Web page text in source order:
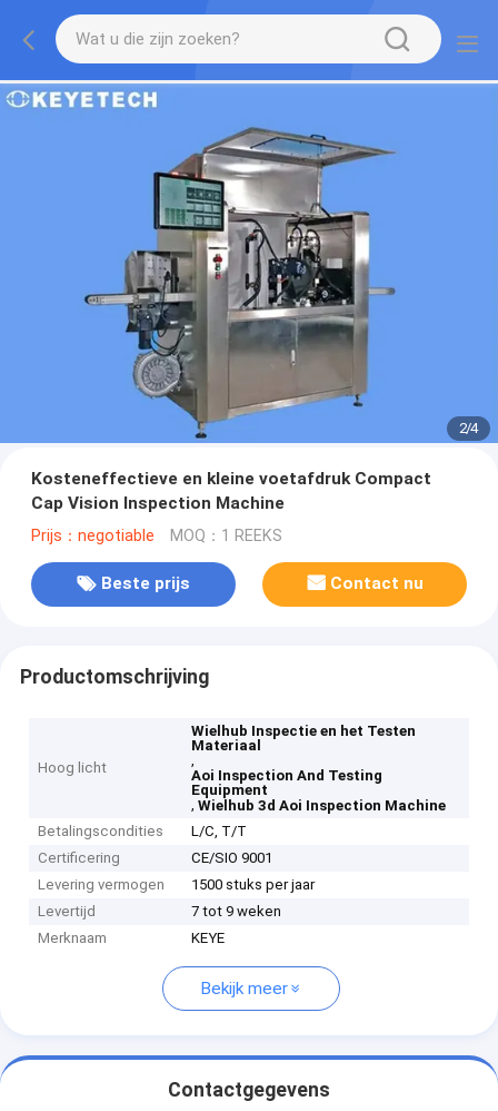
2/4
Kosteneffectieve en kleine voetafdruk Compact
Cap Vision Inspection Machine
Prijs：negotiable MOQ：1 REEKS
Beste prijs Contact nu
Productomschrijving
Hoog licht
Wielhub Inspectie en het Testen
Materiaal
,
Aoi Inspection And Testing
Equipment
,Wielhub 3d Aoi Inspection Machine
Betalingscondities
L/C, T/T
Certificering
CE/SIO 9001
Levering vermogen
1500 stuks per jaar
Levertijd
7 tot 9 weken
Merknaam
KEYE
Bekijk meer
Contactgegevens